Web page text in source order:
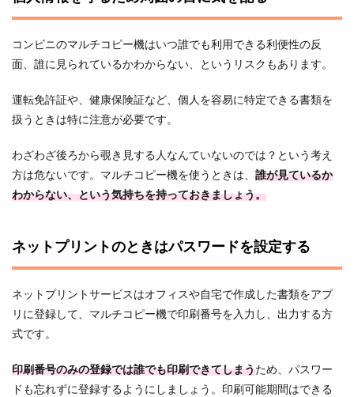
コンビニのマルチコピー機はいつ誰でも利用できる利便性の反
面、誰に見られているかわからない、というリスクもあります。
運転免許証や、健康保険証など、個人を容易に特定できる書類を
扱うときは特に注意が必要です。
わざわざ後ろから覗き見する人なんていないのでは？という考え
方は危ないです。マルチコピー機を使うときは、 誰が見ているか
わからない、という気持ちを持っておきましょう。
ネットプリントのときはパスワードを設定する
ネットプリントサービスはオフィスや自宅で作成した書類をアプ
リに登録して、マルチコピー機で印刷番号を入力し、出力する方
式です。
印刷番号のみの登録では誰でも印刷できてしまうため、パスワー
ドも忘れずに登録するようにしましょう。印刷可能期間はできる